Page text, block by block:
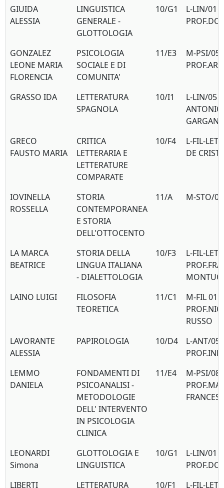
GIUIDA
ALESSIA
LINGUISTICA
GENERALE -
GLOTTOLOGIA
10/G1
L-LIN/01
GONZALEZ
LEONE MARIA
FLORENCIA
PSICOLOGIA
SOCIALE E DI
COMUNITA'
11/E3
M-PSI/05
GRASSO IDA
LETTERATURA
SPAGNOLA
10/I1
L-LIN/05
ANTONIO
GRECO
FAUSTO MARIA
CRITICA
LETTERARIA E
LETTERATURE
COMPARATE
10/F4
L-FIL-
DE
IOVINELLA
ROSSELLA
STORIA
CONTEMPORANEA
E STORIA
DELL'OTTOCENTO
11/A M-STO/04
LA MARCA
BEATRICE
STORIA DELLA
LINGUA ITALIANA
- DIALETTOLOGIA
10/F3
L-FIL-LET-
LAINO LUIGI
FILOSOFIA
TEORETICA
11/C1
M-FIL 01
RUSSO
LAVORANTE
ALESSIA
PAPIROLOGIA 10/D4
L-ANT/05
LEMMO
DANIELA
FONDAMENTI DI
PSICOANALISI -
METODOLOGIE
DELL' INTERVENTO
IN PSICOLOGIA
CLINICA
11/E4
M-PSI/08
LEONARDI
Simona
GLOTTOLOGIA E
LINGUISTICA
10/G1
L-LIN/01
LIBERTI
LETTERATURA 10/F1 L-FIL-